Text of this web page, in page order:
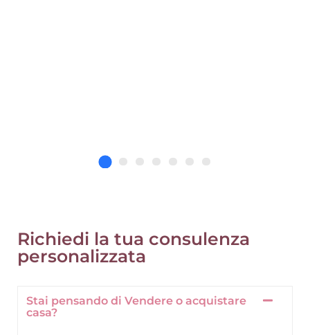
Richiedi la tua consulenza
personalizzata
Stai pensando di Vendere o acquistare
casa?